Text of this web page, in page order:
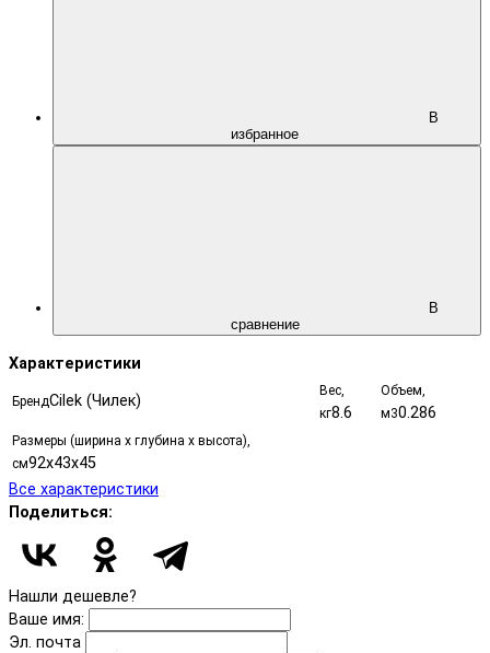
В
избранное
В
сравнение
Характеристики
БрендCilek (Чилек)
Вес,
кг8.6
Объем,
м30.286
Размеры (ширина х глубина х высота),
см92х43х45
Все характеристики
Поделиться:
Нашли дешевле?
Ваше имя:
Эл. почта